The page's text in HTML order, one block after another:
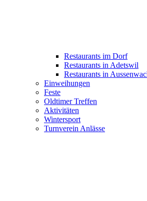
Restaurants im Dorf
Restaurants in Adetswil
Restaurants in
Einweihungen
Feste
Oldtimer Treffen
Aktivitäten
Wintersport
Turnverein Anlässe